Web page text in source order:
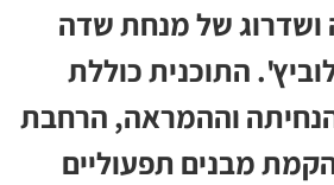
של מנחת שדה
התוכנית כוללת
וההמראה, הרחבת
מבנים תפעוליים